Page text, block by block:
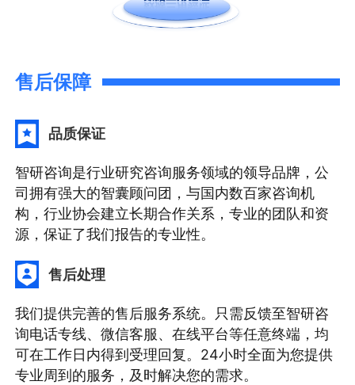
售后保障
品质保证
智研咨询是行业研究咨询服务领域的领导品牌，公
司拥有强大的智囊顾问团，与国内数百家咨询机
构，行业协会建立长期合作关系，专业的团队和资
源，保证了我们报告的专业性。
售后处理
我们提供完善的售后服务系统。只需反馈至智研咨
询电话专线、微信客服、在线平台等任意终端，均
可在工作日内得到受理回复。24小时全面为您提供
专业周到的服务，及时解决您的需求。